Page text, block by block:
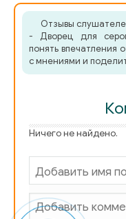
Отзывы
- Дворец для
понять впечатления
с мнениями и
Ничего не найдено.